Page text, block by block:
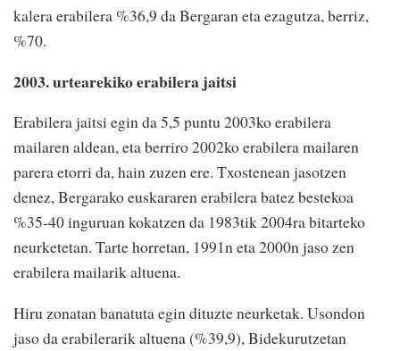
kalera erabilera %36,9 da Bergaran eta ezagutza, berriz,
%70.
2003. urtearekiko erabilera jaitsi
Erabilera jaitsi egin da 5,5 puntu 2003ko erabilera
mailaren aldean, eta berriro 2002ko erabilera mailaren
parera etorri da, hain zuzen ere. Txostenean jasotzen
denez, Bergarako euskararen erabilera batez bestekoa
%35-40 inguruan kokatzen da 1983tik 2004ra bitarteko
neurketetan. Tarte horretan, 1991n eta 2000n jaso zen
erabilera mailarik altuena.
Hiru zonatan banatuta egin dituzte neurketak. Usondon
jaso da erabilerarik altuena (%39,9), Bidekurutzetan